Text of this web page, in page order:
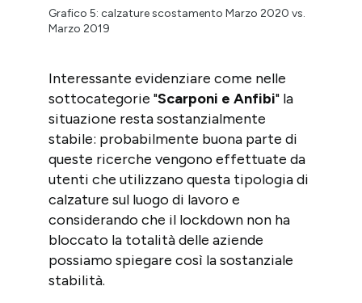
Grafico 5: calzature scostamento Marzo 2020 vs.
Marzo 2019
Interessante evidenziare come nelle
sottocategorie "Scarponi e Anfibi" la
situazione resta sostanzialmente
stabile: probabilmente buona parte di
queste ricerche vengono effettuate da
utenti che utilizzano questa tipologia di
calzature sul luogo di lavoro e
considerando che il lockdown non ha
bloccato la totalità delle aziende
possiamo spiegare così la sostanziale
stabilità.